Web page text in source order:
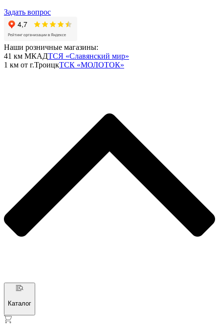
Задать вопрос
Наши розничные магазины:
41 км МКАДТСЯ «Славянский мир»
1 км от г.ТроицкТСК «МОЛОТОК»
Каталог